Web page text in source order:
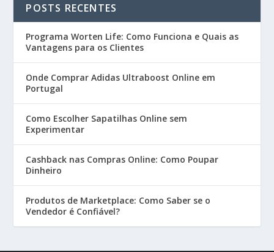
POSTS RECENTES
Programa Worten Life: Como Funciona e Quais as
Vantagens para os Clientes
Onde Comprar Adidas Ultraboost Online em
Portugal
Como Escolher Sapatilhas Online sem
Experimentar
Cashback nas Compras Online: Como Poupar
Dinheiro
Produtos de Marketplace: Como Saber se o
Vendedor é Confiável?